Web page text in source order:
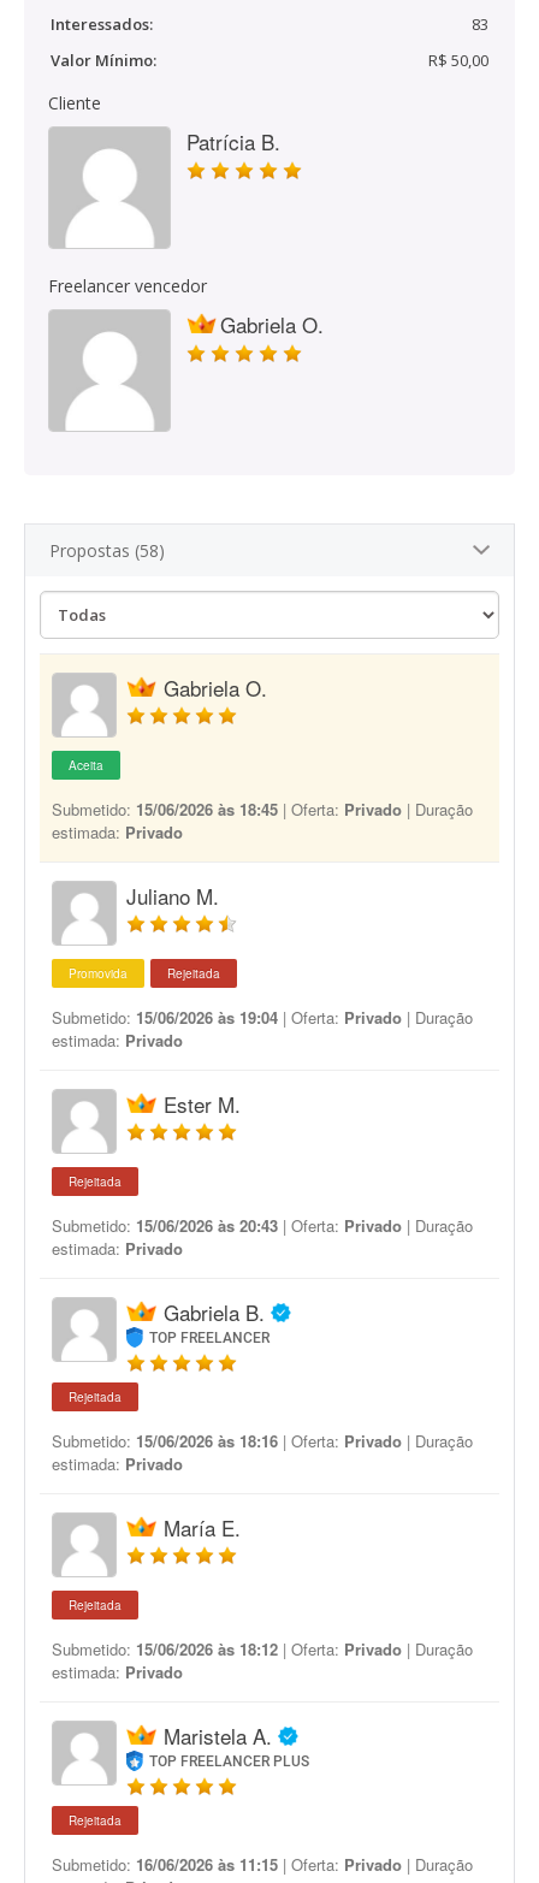
Interessados:
83
Valor Mínimo:
R$ 50,00
Cliente
Patrícia B.
Freelancer vencedor
Gabriela O.
Propostas (58)
Gabriela O.
Aceita
Submetido: 15/06/2026 às 18:45 | Oferta: Privado | Duração
estimada: Privado
Juliano M.
Promovida Rejeitada
Submetido: 15/06/2026 às 19:04 | Oferta: Privado | Duração
estimada: Privado
Ester M.
Rejeitada
Submetido: 15/06/2026 às 20:43 | Oferta: Privado | Duração
estimada: Privado
Gabriela B.
TOP FREELANCER
Rejeitada
Submetido: 15/06/2026 às 18:16 | Oferta: Privado | Duração
estimada: Privado
María E.
Rejeitada
Submetido: 15/06/2026 às 18:12 | Oferta: Privado | Duração
estimada: Privado
Maristela A.
TOP FREELANCER PLUS
Rejeitada
Submetido: 16/06/2026 às 11:15 | Oferta: Privado | Duração